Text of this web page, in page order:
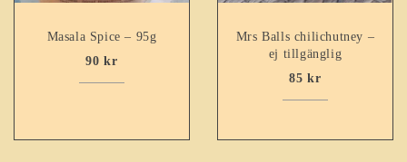
Masala Spice – 95g
90kr
Mrs Balls chilichutney –
ej tillgänglig
85kr